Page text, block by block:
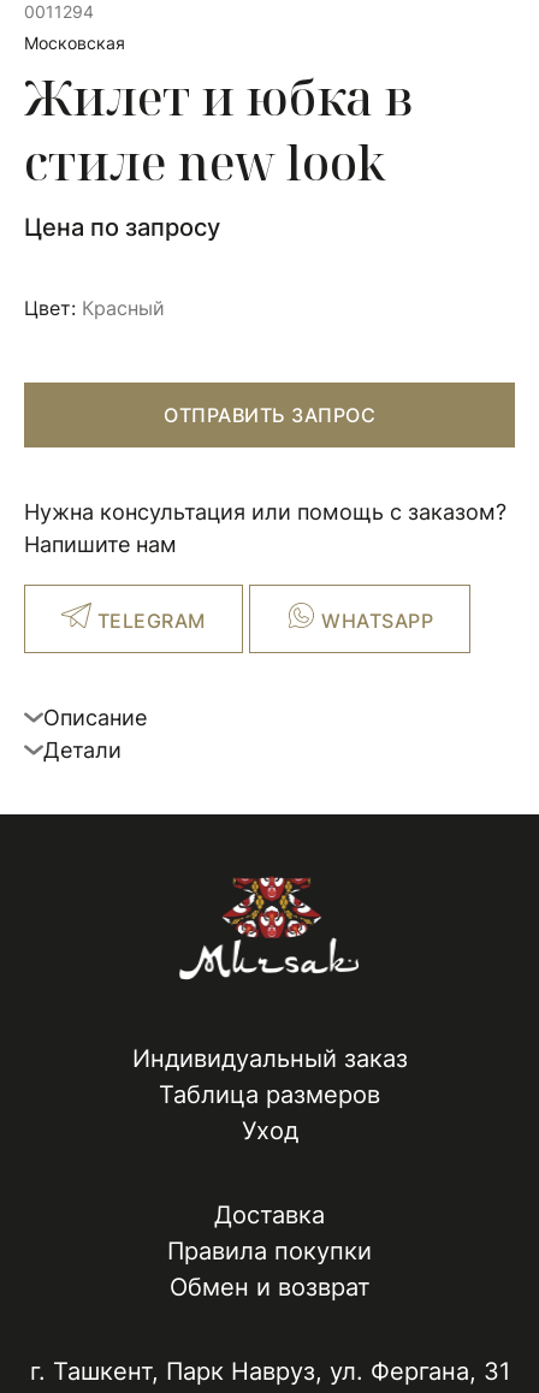
0011294
Московская
Жилет и юбка в
стиле new look
Цена по запросу
Цвет: Красный
ОТПРАВИТЬ ЗАПРОС
Нужна консультация или помощь с заказом?
Напишите нам
TELEGRAM WHATSAPP
Описание
Детали
Индивидуальный заказ
Таблица размеров
Уход
Доставка
Правила покупки
Обмен и возврат
г. Ташкент, ​Парк Навруз​, ул. Фергана, 31